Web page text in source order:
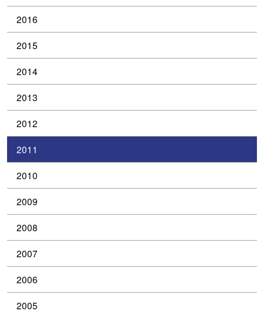
2016
2015
2014
2013
2012
2011
2010
2009
2008
2007
2006
2005